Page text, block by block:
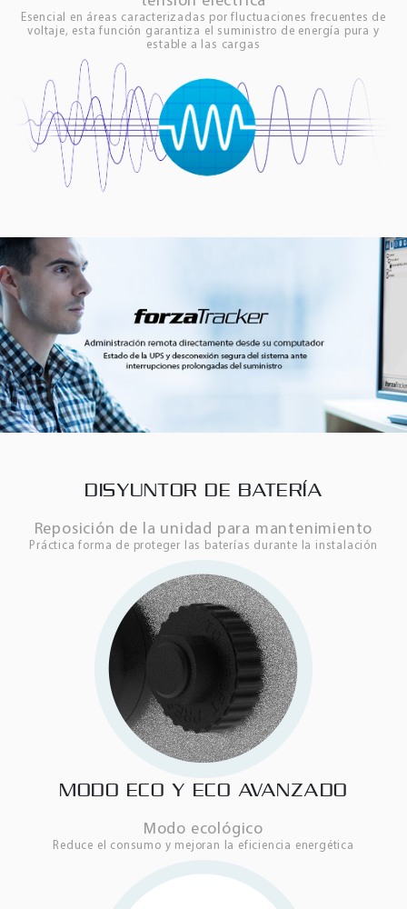
Esencial en áreas caracterizadas por fluctuaciones frecuentes de
voltaje, esta función garantiza el suministro de energía pura y
estable a las cargas
DISYUNTOR DE BATERÍA
Reposición de la unidad para mantenimiento
Práctica forma de proteger las baterías durante la instalación
MODO ECO Y ECO AVANZADO
Modo ecológico
Reduce el consumo y mejoran la eficiencia energética